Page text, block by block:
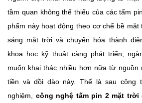
tầm quan không thể thiếu của các tấm
phẩm này hoạt động theo cơ chế bề mặt
sáng mặt trời và chuyển hóa thành
khoa học kỹ thuật càng phát triển,
muốn khai thác nhiều hơn nữa từ
tiền và dồi dào này. Thế là sau công
nghiệm, công nghệ tấm pin 2 mặt trời